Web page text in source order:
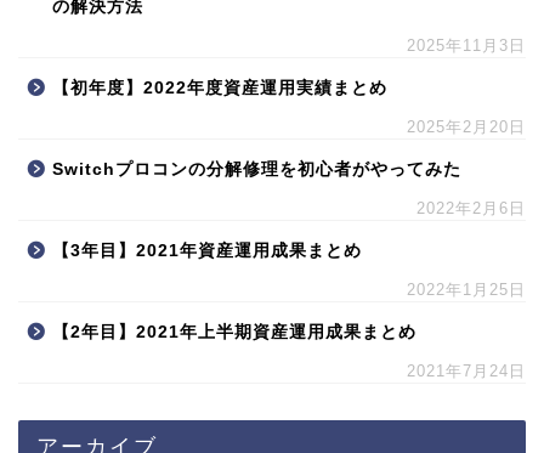
の解決方法
2025年11月3日
【初年度】2022年度資産運用実績まとめ
2025年2月20日
Switchプロコンの分解修理を初心者がやってみた
2022年2月6日
【3年目】2021年資産運用成果まとめ
2022年1月25日
【2年目】2021年上半期資産運用成果まとめ
2021年7月24日
アーカイブ